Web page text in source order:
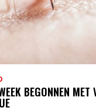
BEGONNEN MET